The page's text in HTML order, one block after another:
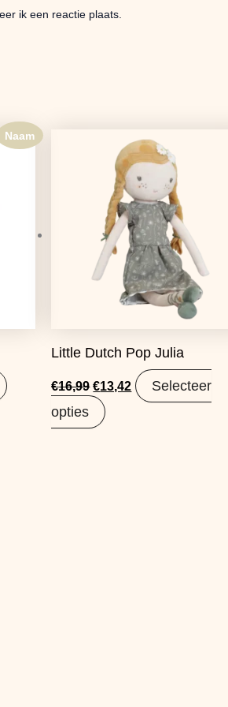
ik een reactie plaats.
Naam
Little Dutch Pop Julia
€16,99
Oorspronkelijke
prijs
was:
€16,99.
€13,42
Huidige
prijs
is:
€13,42.
Selecteer
opties